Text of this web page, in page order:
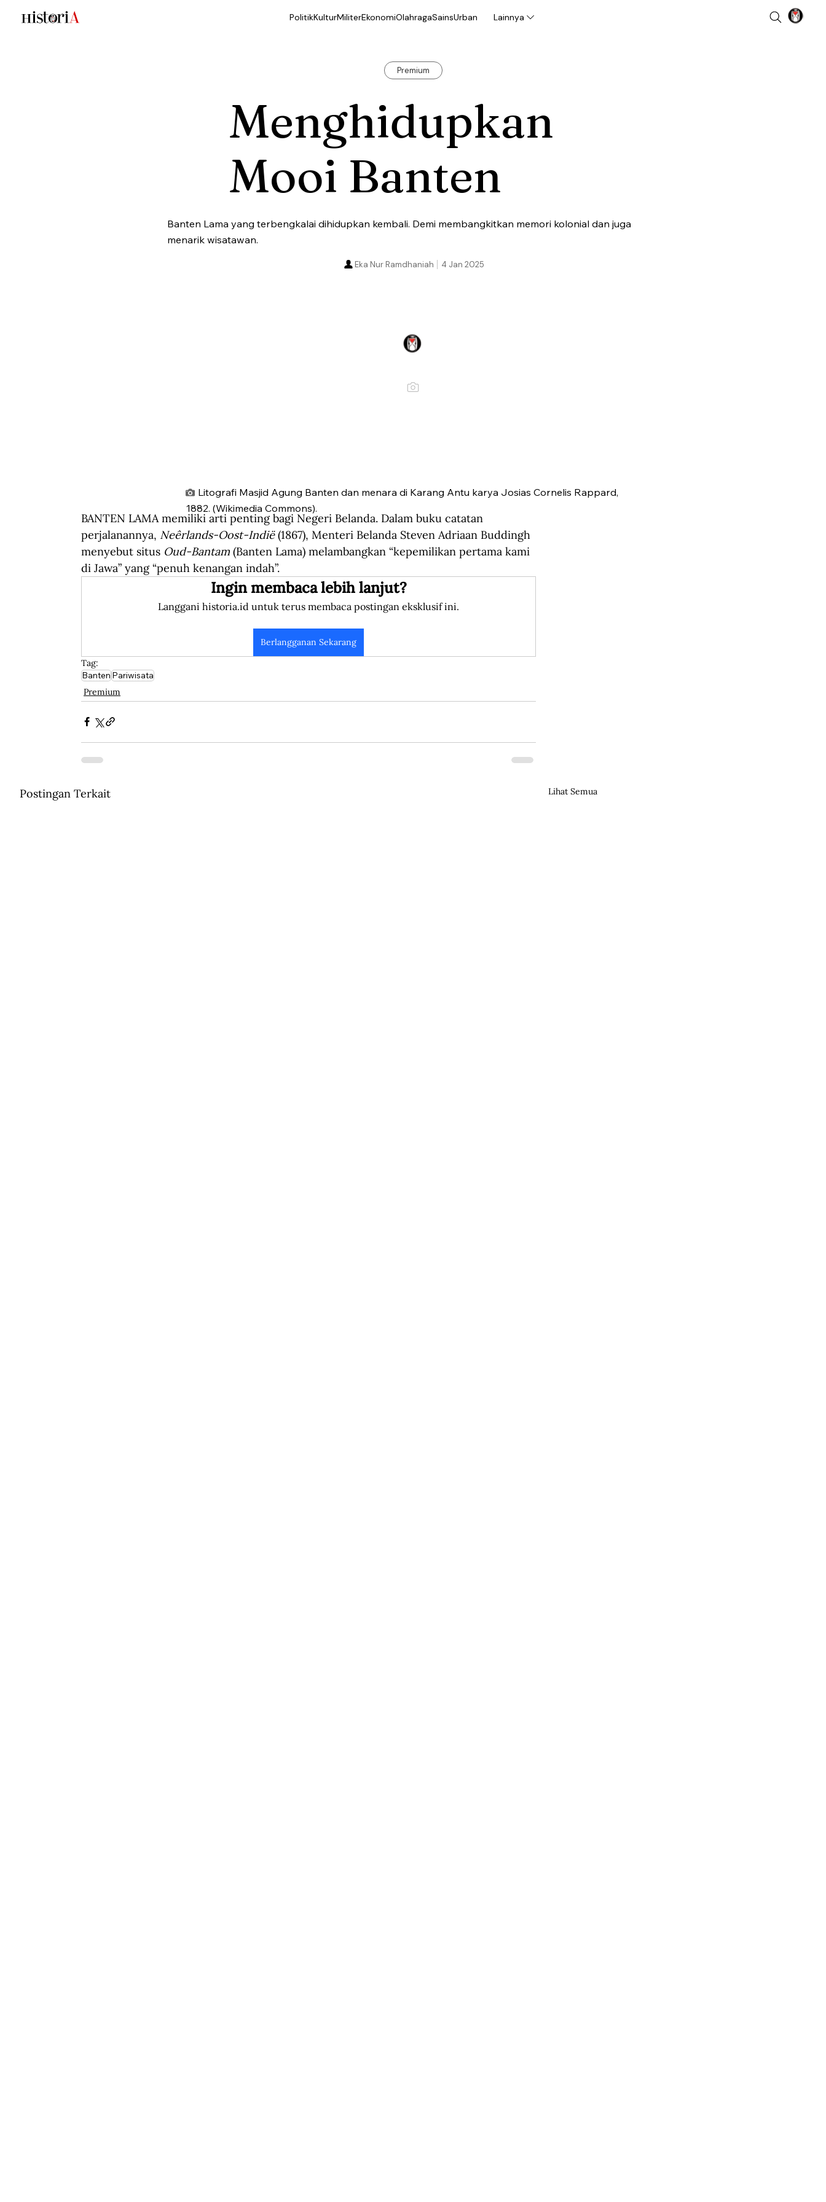
PolitikKulturMiliterEkonomiOlahragaSainsUrban Lainnya
Premium
Menghidupkan
Mooi Banten
Banten Lama yang terbengkalai dihidupkan kembali. Demi membangkitkan memori kolonial dan juga
menarik wisatawan.
4 Jan 2025
Eka Nur Ramdhaniah
Litografi Masjid Agung Banten dan menara di Karang Antu karya Josias Cornelis Rappard,
1882. (Wikimedia Commons).
BANTEN LAMA memiliki arti penting bagi Negeri Belanda. Dalam buku catatan
perjalanannya, Neêrlands-Oost-Indië (1867), Menteri Belanda Steven Adriaan Buddingh
menyebut situs Oud-Bantam (Banten Lama) melambangkan “kepemilikan pertama kami
di Jawa” yang “penuh kenangan indah”.
Ingin membaca lebih lanjut?
Langgani historia.id untuk terus membaca postingan eksklusif ini.
Berlangganan Sekarang
Tag:
BantenPariwisata
Premium
Postingan Terkait Lihat Semua